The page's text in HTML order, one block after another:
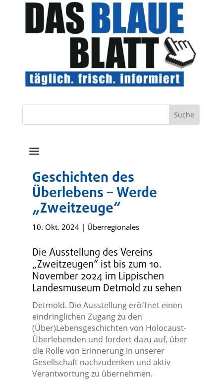
a
Geschichten des
Überlebens – Werde
„Zweitzeuge“
10. Okt. 2024| Überregionales
Die Ausstellung des Vereins
„Zweitzeugen“ ist bis zum 10.
November 2024 im Lippischen
Landesmuseum Detmold zu sehen
Detmold. Die Ausstellung eröffnet einen
eindringlichen Zugang zu den
(Über)Lebensgeschichten von Holocaust-
Überlebenden und fordert dazu auf, über
die Rolle von Erinnerung in unserer
Gesellschaft nachzudenken und aktiv
Verantwortung zu übernehmen.